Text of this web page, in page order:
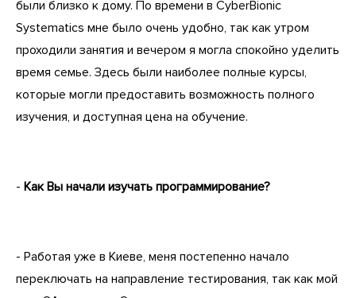
были близко к дому. По времени в CyberBionic
Systematics мне было очень удобно, так как утром
проходили занятия и вечером я могла спокойно уделить
время семье. Здесь были наиболее полные курсы,
которые могли предоставить возможность полного
изучения, и доступная цена на обучение.
- Как Вы начали изучать программирование?
- Работая уже в Киеве, меня постепенно начало
переключать на направление тестирования, так как мой